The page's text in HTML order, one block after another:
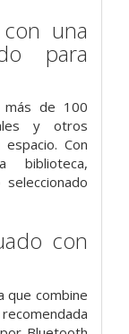
una
para
más de 100
y otros
Con
biblioteca,
con
que combine